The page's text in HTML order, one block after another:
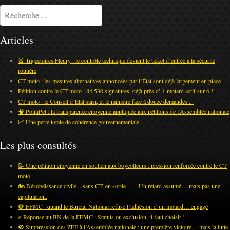
Rechercher
Articles
🚨 Trajectoires Fleury : le contrôle technique devient le ticket d’entrée à la sécurité
routière
CT moto : les mesures alternatives annoncées par l’État sont déjà largement en place
Pétition contre le CT moto : 84 530 signatures, déjà près d’ 1 motard actif sur 6 !
CT moto : le Conseil d’État saisi, et le ministre face à douze demandes ...
🧠 PolitiPet : la transparence citoyenne appliquée aux pétitions de l’Assemblée nationale
📈 Une perte totale de cohérence gouvernementale
Les plus consultés
📝 Une pétition citoyenne en soutien aux boycotteurs : pression renforcée contre le CT
moto
🏍️ Désobéissance civile... sans CT, en sortie -- -- Un retard assumé… mais pas une
capitulation.
🛑 FFMC : quand le Bureau National refuse l’adhésion d’un motard… engagé
✊ Réponse au BN de la FFMC : Statuts ou exclusion, il faut choisir !
🚫 Suppression des ZFE à l’Assemblée nationale : une première victoire… mais la lutte